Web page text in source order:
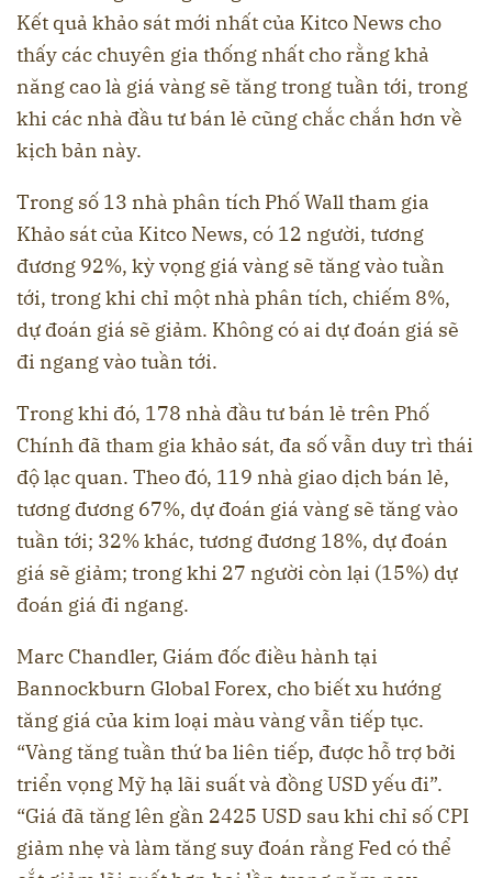
Kết quả khảo sát mới nhất của Kitco News cho
thấy các chuyên gia thống nhất cho rằng khả
năng cao là giá vàng sẽ tăng trong tuần tới, trong
khi các nhà đầu tư bán lẻ cũng chắc chắn hơn về
kịch bản này.
Trong số 13 nhà phân tích Phố Wall tham gia
Khảo sát của Kitco News, có 12 người, tương
đương 92%, kỳ vọng giá vàng sẽ tăng vào tuần
tới, trong khi chỉ một nhà phân tích, chiếm 8%,
dự đoán giá sẽ giảm. Không có ai dự đoán giá sẽ
đi ngang vào tuần tới.
Trong khi đó, 178 nhà đầu tư bán lẻ trên Phố
Chính đã tham gia khảo sát, đa số vẫn duy trì thái
độ lạc quan. Theo đó, 119 nhà giao dịch bán lẻ,
tương đương 67%, dự đoán giá vàng sẽ tăng vào
tuần tới; 32% khác, tương đương 18%, dự đoán
giá sẽ giảm; trong khi 27 người còn lại (15%) dự
đoán giá đi ngang.
Marc Chandler, Giám đốc điều hành tại
Bannockburn Global Forex, cho biết xu hướng
tăng giá của kim loại màu vàng vẫn tiếp tục.
“Vàng tăng tuần thứ ba liên tiếp, được hỗ trợ bởi
triển vọng Mỹ hạ lãi suất và đồng USD yếu đi”.
“Giá đã tăng lên gần 2425 USD sau khi chỉ số CPI
giảm nhẹ và làm tăng suy đoán rằng Fed có thể